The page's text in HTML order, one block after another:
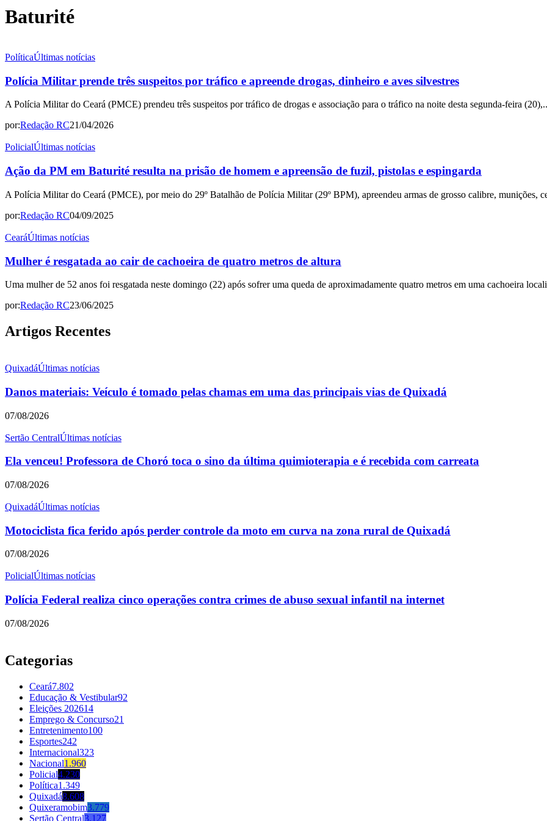
Baturité
PolíticaÚltimas notícias
Polícia Militar prende três suspeitos por tráfico e apreende drogas, dinheiro e aves silvestres
A Polícia Militar do Ceará (PMCE) prendeu três suspeitos por tráfico de drogas e associação para o tráfico na noite desta segunda-feira
por:Redação RC21/04/2026
PolicialÚltimas notícias
Ação da PM em Baturité resulta na prisão de homem e apreensão de fuzil, pistolas e espingarda
A Polícia Militar do Ceará (PMCE), por meio do 29º Batalhão de Polícia Militar (29º BPM), apreendeu armas de grosso calibre, munições,
por:Redação RC04/09/2025
CearáÚltimas notícias
Mulher é resgatada ao cair de cachoeira de quatro metros de altura
Uma mulher de 52 anos foi resgatada neste domingo (22) após sofrer uma queda de aproximadamente quatro metros em uma cachoeira
por:Redação RC23/06/2025
Artigos Recentes
QuixadáÚltimas notícias
Danos materiais: Veículo é tomado pelas chamas em uma das principais vias de Quixadá
07/08/2026
Sertão CentralÚltimas notícias
Ela venceu! Professora de Choró toca o sino da última quimioterapia e é recebida com carreata
07/08/2026
QuixadáÚltimas notícias
Motociclista fica ferido após perder controle da moto em curva na zona rural de Quixadá
07/08/2026
PolicialÚltimas notícias
Polícia Federal realiza cinco operações contra crimes de abuso sexual infantil na internet
07/08/2026
Categorias
Ceará7.802
Educação & Vestibular92
Eleições 202614
Emprego & Concurso21
Entretenimento100
Esportes242
Internacional323
Nacional1.960
Policial4.230
Política1.349
Quixadá8.608
Quixeramobim3.779
Sertão Central3.127